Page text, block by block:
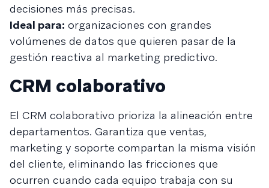
decisiones más precisas.
Ideal para: organizaciones con grandes
volúmenes de datos que quieren pasar de la
gestión reactiva al marketing predictivo.
CRM colaborativo
El CRM colaborativo prioriza la alineación entre
departamentos. Garantiza que ventas,
marketing y soporte compartan la misma visión
del cliente, eliminando las fricciones que
ocurren cuando cada equipo trabaja con su